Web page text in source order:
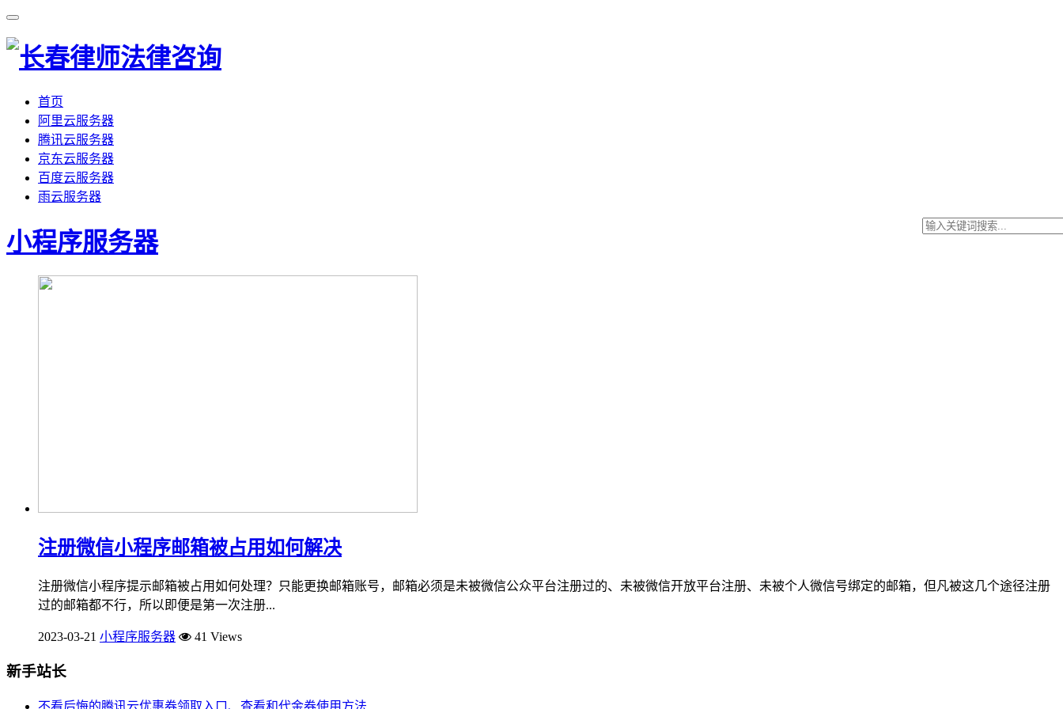
首页
阿里云服务器
腾讯云服务器
京东云服务器
百度云服务器
雨云服务器
小程序服务器
注册微信小程序邮箱被占用如何解决
注册微信小程序提示邮箱被占用如何处理？只能更换邮箱账号，邮箱必须是未被微信公众平台注册过的、未被微信开放平台注册、未被个人微信号绑定的邮箱，但凡被这几个途径注册
过的邮箱都不行，所以即便是第一次注册...
2023-03-21 小程序服务器 41 Views
新手站长
不看后悔的腾讯云优惠券领取入口、查看和代金券使用方法